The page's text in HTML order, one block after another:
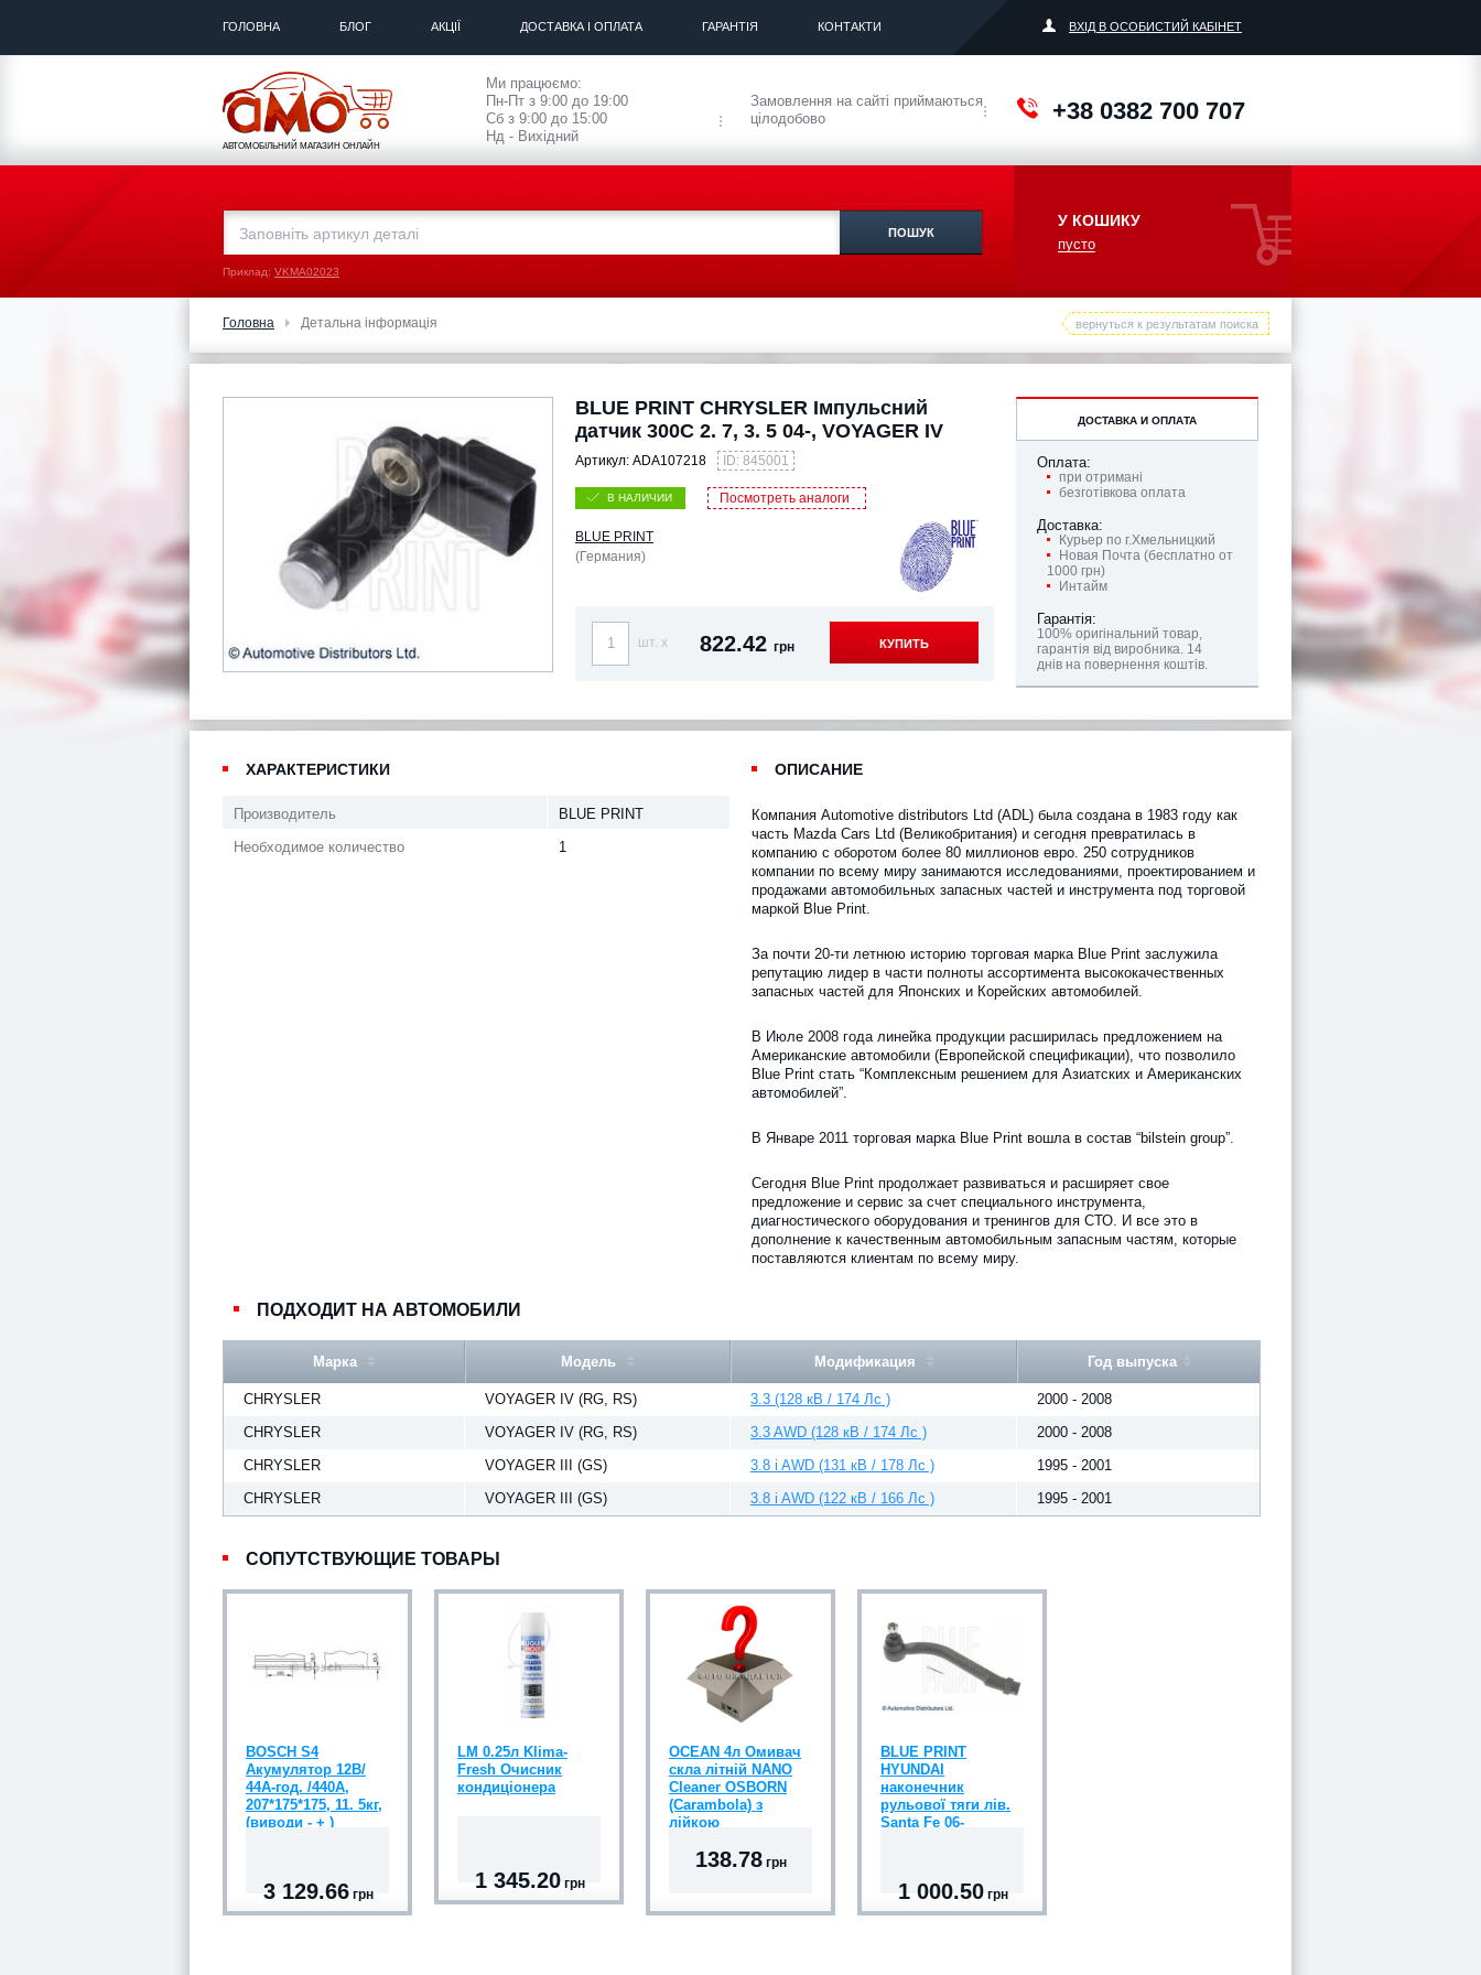
ГОЛОВНА БЛОГ АКЦІЇ ДОСТАВКА І ОПЛАТА ГАРАНТІЯ КОНТАКТИ ВХІД В ОСОБИСТИЙ КАБІНЕТ
АВТОМОБІЛЬНИЙ МАГАЗИН ОНЛАЙН
Ми працюємо:
Пн-Пт з 9:00 до 19:00
Сб з 9:00 до 15:00
Нд - Вихідний
Замовлення на сайті приймаються
цілодобово
+38 0382 700 707
Приклад: VKMA02023
У КОШИКУ
пусто
Головна Детальна інформація вернуться к результатам поиска
BLUE PRINT CHRYSLER Імпульсний
датчик 300C 2. 7, 3. 5 04-, VOYAGER IV
Артикул: ADA107218 ID: 845001
В НАЛИЧИИ Посмотреть аналоги
BLUE PRINT
(Германия)
шт. x 822.42 грн КУПИТЬ
ДОСТАВКА И ОПЛАТА
Оплата:
при отримані
безготівкова оплата
Доставка:
Курьер по г.Хмельницкий
Новая Почта (бесплатно от
1000 грн)
Интайм
Гарантія:
100% оригінальний товар,
гарантія від виробника. 14
днів на повернення коштів.
ХАРАКТЕРИСТИКИ
Производитель
BLUE PRINT
Необходимое количество
1
ОПИСАНИЕ
Компания Automotive distributors Ltd (ADL) была создана в 1983 году как
часть Mazda Cars Ltd (Великобритания) и сегодня превратилась в
компанию с оборотом более 80 миллионов евро. 250 сотрудников
компании по всему миру занимаются исследованиями, проектированием и
продажами автомобильных запасных частей и инструмента под торговой
маркой Blue Print.
За почти 20-ти летнюю историю торговая марка Blue Print заслужила
репутацию лидер в части полноты ассортимента высококачественных
запасных частей для Японских и Корейских автомобилей.
В Июле 2008 года линейка продукции расширилась предложением на
Американские автомобили (Европейской спецификации), что позволило
Blue Print стать “Комплексным решением для Азиатских и Американских
автомобилей”.
В Январе 2011 торговая марка Blue Print вошла в состав “bilstein group”.
Сегодня Blue Print продолжает развиваться и расширяет свое
предложение и сервис за счет специального инструмента,
диагностического оборудования и тренингов для СТО. И все это в
дополнение к качественным автомобильным запасным частям, которые
поставляются клиентам по всему миру.
ПОДХОДИТ НА АВТОМОБИЛИ
Марка Модель Модификация Год выпуска
CHRYSLER VOYAGER IV (RG, RS) 3.3 (128 кВ / 174 Лс )
2000 - 2008
CHRYSLER
VOYAGER IV (RG, RS) 3.3 AWD (128 кВ / 174 Лс )
2000 - 2008
CHRYSLER
VOYAGER III (GS) 3.8 i AWD (131 кВ / 178 Лс )
1995 - 2001
CHRYSLER
VOYAGER III (GS) 3.8 i AWD (122 кВ / 166 Лс ) 1995 - 2001
СОПУТСТВУЮЩИЕ ТОВАРЫ
BOSCH S4
Акумулятор 12В/
44А-год. /440А,
207*175*175, 11. 5кг,
(виводи - + )
3 129.66 грн
LM 0.25л Klima-
Fresh Очисник
кондиціонера
1 345.20 грн
OCEAN 4л Омивач
скла літній NANO
Cleaner OSBORN
(Carambola) з
лійкою
138.78грн
BLUE PRINT
HYUNDAI
наконечник
рульової тяги лів.
Santa Fe 06-
1 000.50 грн